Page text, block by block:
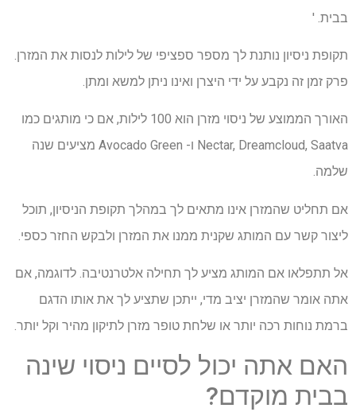
בבית. '
תקופת ניסיון נותנת לך מספר ספציפי של לילות לנסות את המזרן.
פרק זמן זה נקבע על ידי היצרן ואינו ניתן למשא ומתן.
האורך הממוצע של ניסוי מזרן הוא 100 לילות, אם כי מותגים כמו
Nectar, Dreamcloud, Saatva ו- Avocado Green מציעים שנה
שלמה.
אם תחליט שהמזרן אינו מתאים לך במהלך תקופת הניסיון, תוכל
ליצור קשר עם המותג שקנית ממנו את המזרן ולבקש החזר כספי.
אל תתפלאו אם המותג מציע לך תחילה אלטרנטיבה. לדוגמה, אם
אתה אומר שהמזרן יציב מדי, ייתכן שתציע לך את אותו הדגם
ברמת נוחות רכה יותר או שלחת טופר מזרן לתיקון מהיר וקל יותר.
האם אתה יכול לסיים ניסוי שינה
בבית מוקדם?